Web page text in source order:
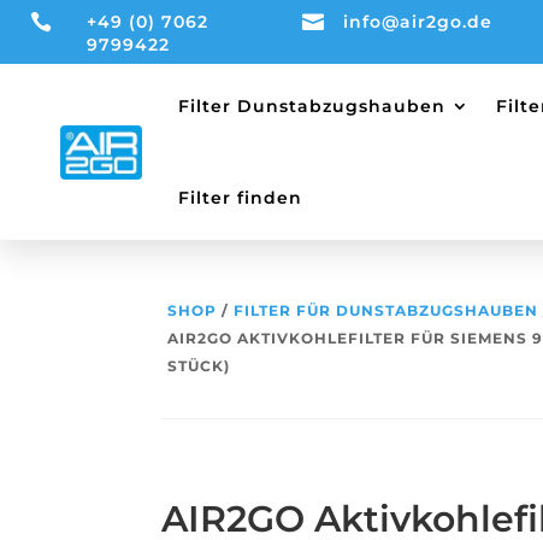

+49 (0) 7062
9799422
 info@air2go.de
Filter Dunstabzugshauben
Filter finden
SHOP / FILTER FÜR DUNSTABZUGSHAUBEN
AIR2GO AKTIVKOHLEFILTER FÜR SIEMENS
STÜCK)
AIR2GO